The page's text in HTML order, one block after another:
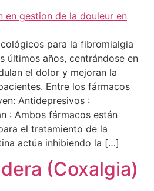
para la fibromialgia
últimos años, centrándose en
el dolor y mejoran la
Entre los fármacos
Antidepresivos :
: Ambos fármacos están
el tratamiento de la
actúa inhibiendo la […]
(Coxalgia)